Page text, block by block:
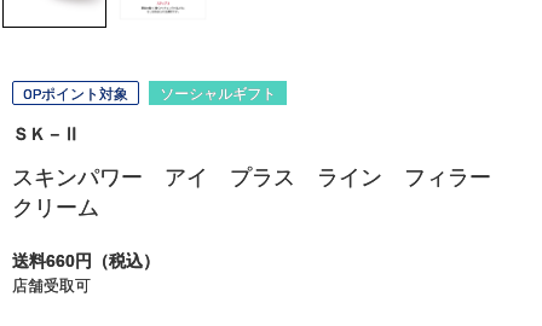
OPポイント対象 ソーシャルギフト
ＳＫ－Ⅱ
スキンパワー アイ プラス ライン フィラー
クリーム
送料660円（税込）
店舗受取可